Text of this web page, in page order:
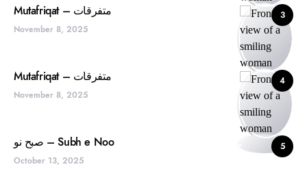
3 Mutafriqat – متفرقات
November 8, 2025
4 Mutafriqat – متفرقات
November 8, 2025
5 صبح نو – Subh e Noo
October 13, 2025